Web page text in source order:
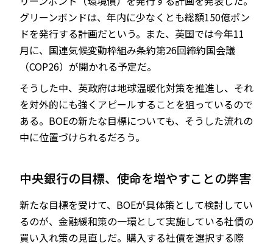
グリーンボンドは、年内に少なくとも総額150億ポン
ドを発行する計画だという。また、英国では今年11
月に、国連気候変動枠組み条約第26回締約国会議
（COP26）が開かれる予定だ。
そうした中、英政府は地球温暖化対策を推進し、それ
を対外的にも強くアピールすることを狙っているので
ある。BOEの新たな目標についても、そうした流れの
中に位置づけられるだろう。
中央銀行の目標、使命を増やすことの弊害
新たな目標を受けて、BOEが具体策として検討してい
るのが、金融緩和策の一環として実施している社債の
買い入れ策の見直しだ。購入する社債を選択する際